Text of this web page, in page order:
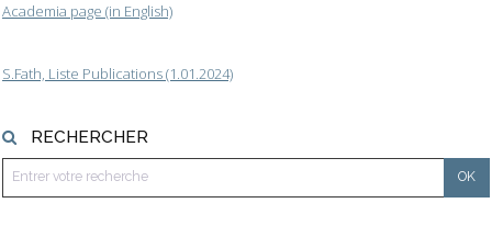
Academia page (in English)
S.Fath, Liste Publications (1.01.2024)
RECHERCHER